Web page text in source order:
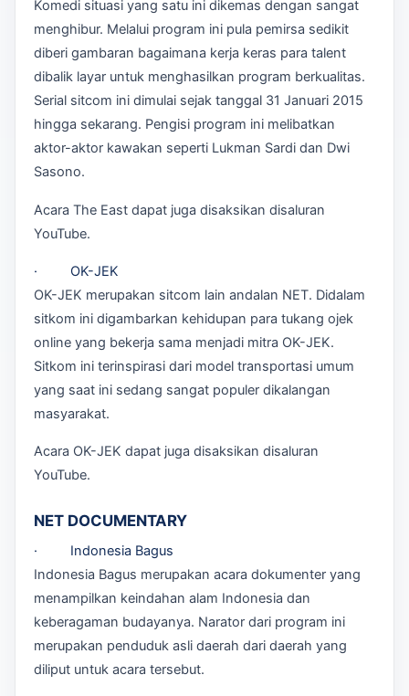
Komedi situasi yang satu ini dikemas dengan sangat
menghibur. Melalui program ini pula pemirsa sedikit
diberi gambaran bagaimana kerja keras para talent
dibalik layar untuk menghasilkan program berkualitas.
Serial sitcom ini dimulai sejak tanggal 31 Januari 2015
hingga sekarang. Pengisi program ini melibatkan
aktor-aktor kawakan seperti Lukman Sardi dan Dwi
Sasono.
Acara The East dapat juga disaksikan disaluran
YouTube.
· OK-JEK
OK-JEK merupakan sitcom lain andalan NET. Didalam
sitkom ini digambarkan kehidupan para tukang ojek
online yang bekerja sama menjadi mitra OK-JEK.
Sitkom ini terinspirasi dari model transportasi umum
yang saat ini sedang sangat populer dikalangan
masyarakat.
Acara OK-JEK dapat juga disaksikan disaluran
YouTube.
NET DOCUMENTARY
· Indonesia Bagus
Indonesia Bagus merupakan acara dokumenter yang
menampilkan keindahan alam Indonesia dan
keberagaman budayanya. Narator dari program ini
merupakan penduduk asli daerah dari daerah yang
diliput untuk acara tersebut.